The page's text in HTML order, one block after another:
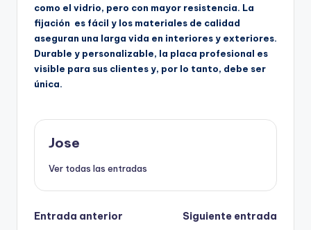
como el vidrio, pero con mayor resistencia. La
fijación es fácil y los materiales de calidad
aseguran una larga vida en interiores y exteriores.
Durable y personalizable, la placa profesional es
visible para sus clientes y, por lo tanto, debe ser
única.
Jose
Ver todas las entradas
Navegación
Entrada anterior
Siguiente entrada